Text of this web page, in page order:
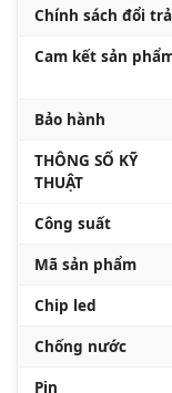
Chính sách đổi trả
Cam kết sản
Bảo hành
THÔNG SỐ KỸ
THUẬT
Công suất
Mã sản phẩm
Chip led
Chống nước
Pin